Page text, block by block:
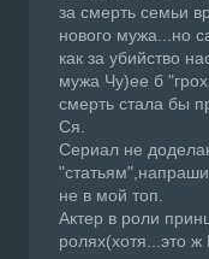
за смерть семьи
нового мужа...но
как за убийство
мужа Чу)ее б
смерть стала бы
Ся.
Сериал не
не в мой топ.
Актер в роли
ролях(хотя...это ж